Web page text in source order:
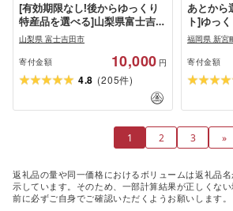
[有効期限なし!後からゆっくり
特産品を選べる]山梨県富士吉田
市カタログポイント
山梨県 富士吉田市
寄付金額 10,000 円
4.8 (205件)
あとから
ト]ゆっ
福岡県 新宮
寄付金額
1 2 3 »
返礼品の量や同一価格におけるボリュームは返礼品
示しています。そのため、一部計算結果が正しくな
前に必ずご自身でご確認いただくようお願いします。